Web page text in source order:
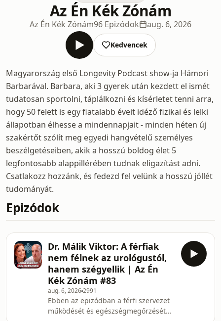
Az Én Kék Zónám
Az Én Kék Zónám96 Epizódok aug. 6, 2026
Kedvencek
Magyarország első Longevity Podcast show-ja Hámori
Barbarával. Barbara, aki 3 gyerek után kezdett el ismét
tudatosan sportolni, táplálkozni és kísérletet tenni arra,
hogy 50 felett is egy fiatalabb éveit idéző fizikai és lelki
állapotban élhesse a mindennapjait - minden héten új
szakértőt szólít meg egyedi hangvételű személyes
beszélgetéseiben, akik a hosszú boldog élet 5
legfontosabb alappillérében tudnak eligazítást adni.
Csatlakozz hozzánk, és fedezd fel velünk a hosszú jóllét
tudományát.
Epizódok
Dr. Málik Viktor: A férfiak
nem félnek az urológustól,
hanem szégyellik | Az Én
Kék Zónám #83
aug. 6, 20262991
Ebben az epizódban a férfi szervezet
működését és egészségmegőrzését